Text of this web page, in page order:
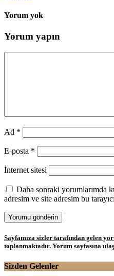
Yorum yok
Yorum yapın
Ad *
E-posta *
İnternet sitesi
Daha sonraki yorumlarımda
adresim ve site adresim bu
Sayfamıza sizler tarafından gelen
toplanmaktadır. Yorum sayfasına
Sizden Gelenler